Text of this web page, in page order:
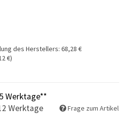
des Herstellers: 68,28 €
€)
Werktage**
Werktage
Frage zum Artikel